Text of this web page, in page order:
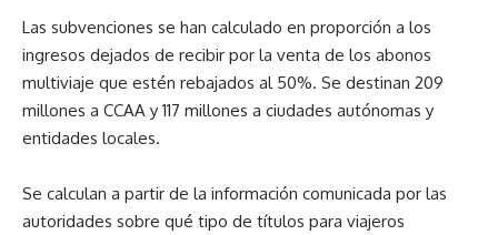
Las subvenciones se han calculado en proporción a los
ingresos dejados de recibir por la venta de los abonos
multiviaje que estén rebajados al 50%. Se destinan 209
millones a CCAA y 117 millones a ciudades autónomas y
entidades locales.
Se calculan a partir de la información comunicada por las
autoridades sobre qué tipo de títulos para viajeros